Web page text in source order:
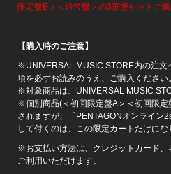
限定盤B＞＜通常盤＞の3形態セットご
【購入時のご注意】
※UNIVERSAL MUSIC STORE内の注文
項を必ずお読みのうえ、ご購入ください。
※対象商品は、UNIVERSAL MUSIC
※個別商品(＜初回限定盤A＞＜初回限
されますが、「PENTAGONオンライン
して付くのは、この限定カートだけにな
※お支払い方法は、クレジットカード
ご利用いただけます。